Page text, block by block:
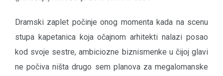
Dramski zaplet počinje onog momenta kada na scenu
stupa kapetanica koja očajnom arhitekti nalazi posao
kod svoje sestre, ambiciozne biznismenke u čijoj glavi
ne počiva ništa drugo sem planova za megalomanske